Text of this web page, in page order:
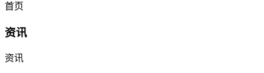
首页
资讯
资讯